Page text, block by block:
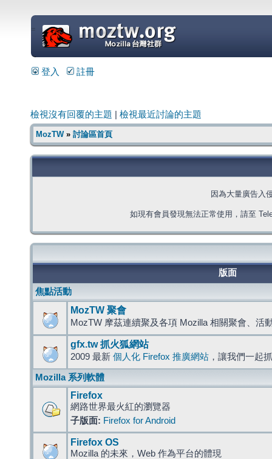
=
登入 註冊
檢視沒有回覆的主題 檢視最近討論的主題
MozTW» 討論區首頁
因為大量廣告入
如現有會員發現無法正常使用，請至
版面
焦點活動
MozTW 聚會
MozTW 摩茲連續聚及各項 Mozilla 相關聚會、活
gfx.tw 抓火狐網站
2009 最新 個人化 Firefox 推廣網站 ，讓我們一起
Mozilla 系列軟體
Firefox
網路世界最火紅的瀏覽器
子版面: Firefox for Android
Firefox OS
Mozilla 的未來，Web 作為平台的體現